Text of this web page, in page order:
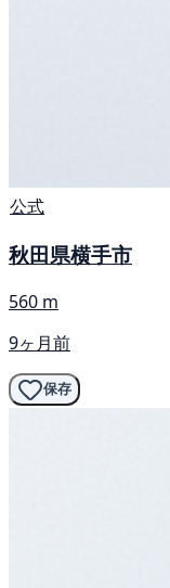
公式
秋田県横手市
560 m
9ヶ月前
保存